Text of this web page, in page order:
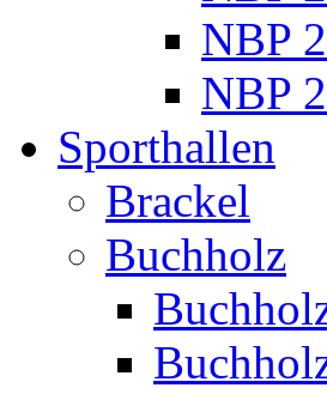
NBP
NBP
Sporthallen
Brackel
Buchholz